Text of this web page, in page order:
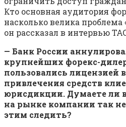
Кто основная аудитория
насколько велика проблема
он рассказал в интервью
— Банк России
крупнейших форекс-
пользовались лицензией
привлечения средств
юрисдикции. Думаете ли
на рынке компании так
этим следить?